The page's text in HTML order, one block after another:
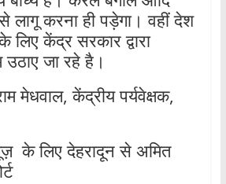
लागू करना ही पड़ेगा। वहीं देश
लिए केंद्र सरकार द्वारा
जा रहे है।
मेधवाल, केंद्रीय पर्यवेक्षक,
के लिए देहरादून से अमित